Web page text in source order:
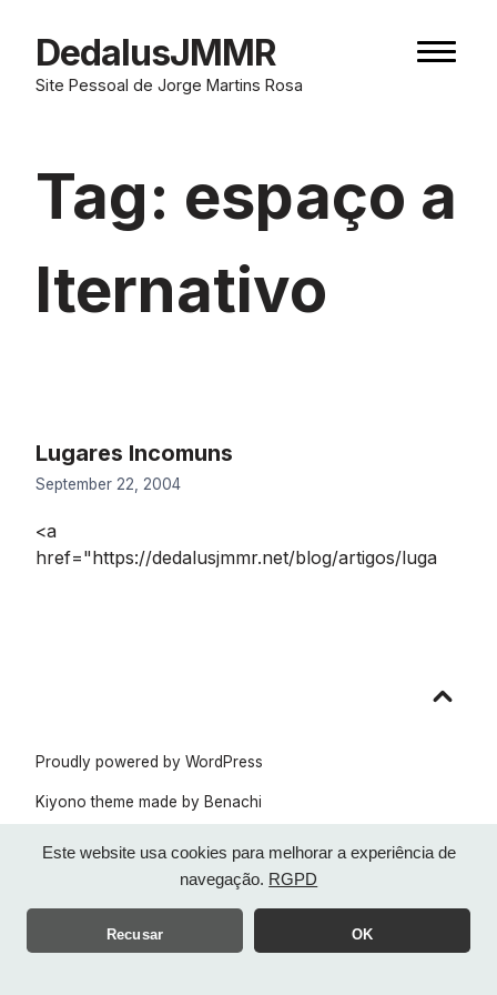
Este website usa cookies para melhorar a experiência de
navegação. RGPD
Recusar OK
contentDedalusJMMR
Site Pessoal de Jorge Martins Rosa
Tag: espaço a
lternativo
Lugares Incomuns
September 22, 2004
<a
href="https://dedalusjmmr.net/blog/artigos/luga
Proudly powered by WordPress
Kiyono theme made by Benachi